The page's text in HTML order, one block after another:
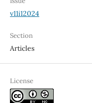
v11i12024
Section
Articles
License